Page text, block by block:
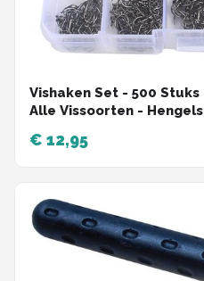
Vishaken Set - 500
Alle Vissoorten -
€ 12,95